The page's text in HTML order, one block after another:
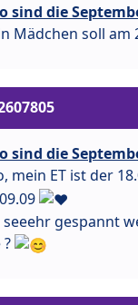
sind die
Mädchen soll
sind die
mein ET ist der
seeehr gespannt